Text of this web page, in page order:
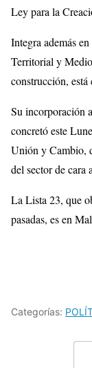
Ley para la
Integra además
Territorial y
construcción,
Su incorporación
concretó este
Unión y Cambio,
del sector de cara
La Lista 23, que
pasadas, es en
Categorías: